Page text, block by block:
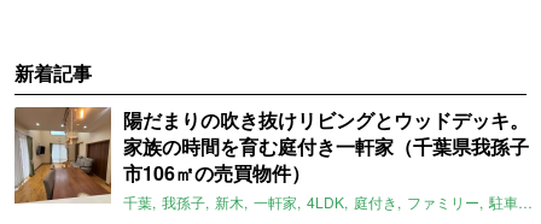
新着記事
陽だまりの吹き抜けリビングとウッドデッキ。
家族の時間を育む庭付き一軒家（千葉県我孫子
市106㎡の売買物件）
千葉 我孫子 新木 一軒家 4LDK 庭付き ファミリー 駐車場